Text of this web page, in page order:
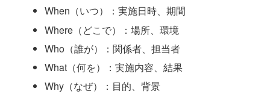
When（いつ）：実施日時、期間
Where（どこで）：場所、環境
Who（誰が）：関係者、担当者
What（何を）：実施内容、結果
Why（なぜ）：目的、背景